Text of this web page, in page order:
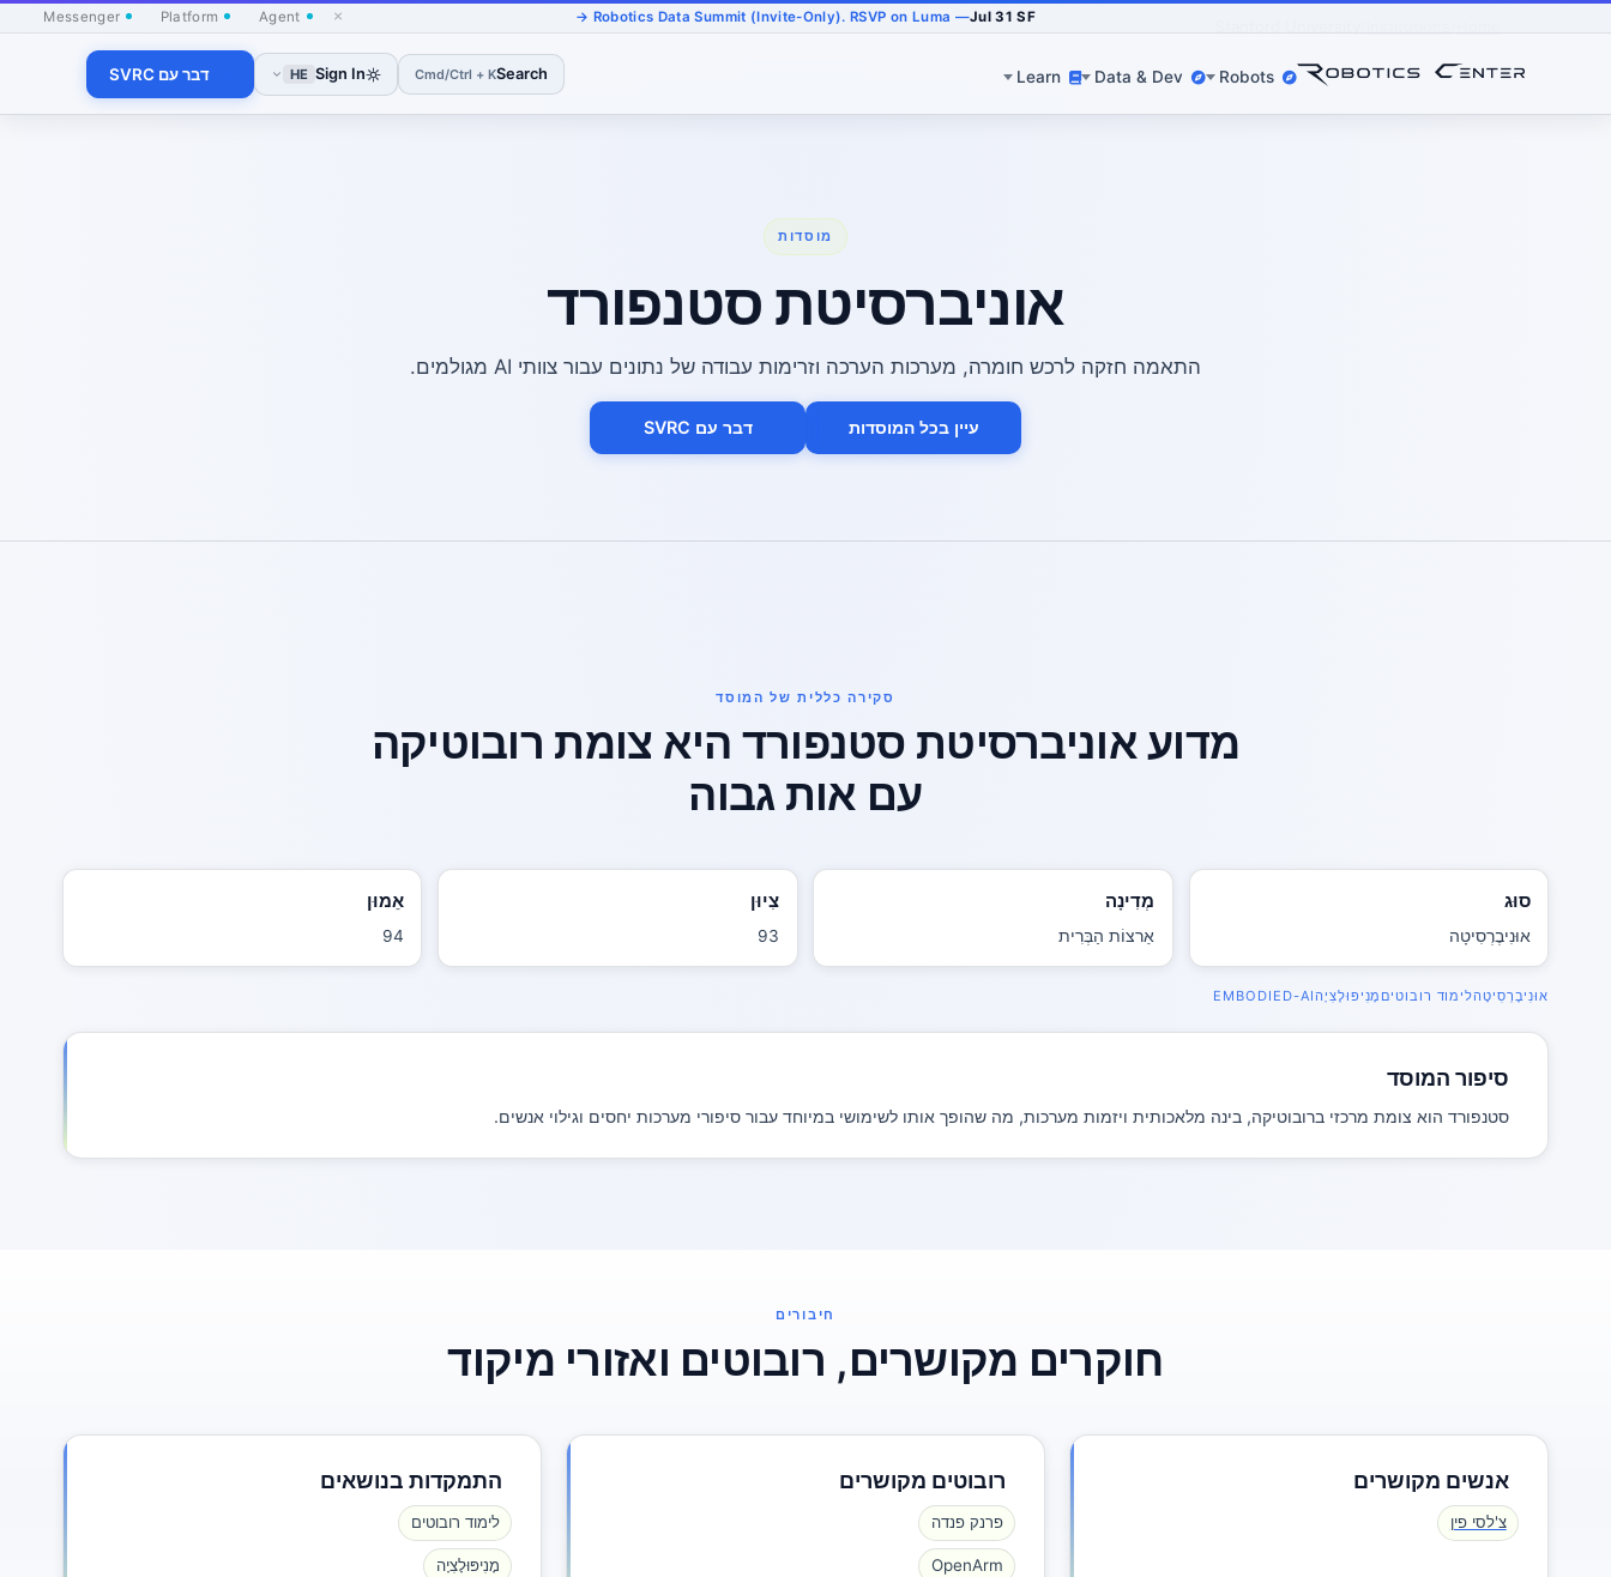
Jul 31 SF
— Robotics Data Summit (Invite-Only). RSVP on Luma →
×
Agent
Platform
Messenger
Robots
Data & Dev
Learn
Search
Cmd/Ctrl + K
Sign In
HE דבר עם SVRC
מוסדות
אוניברסיטת סטנפורד
התאמה חזקה לרכש חומרה, מערכות הערכה וזרימות עבודה של נתונים עבור צוותי AI מגולמים.
עיין בכל המוסדות דבר עם SVRC
סקירה כללית של המוסד
מדוע אוניברסיטת סטנפורד היא צומת רובוטיקה
עם אות גבוה
סוּג
אוּנִיבֶרְסִיטָה
מְדִינָה
אַרצוֹת הַבְּרִית
צִיוּן
93
אֵמוּן
94
אוּנִיבֶרְסִיטָהלימוד רובוטים מָנִיפּוּלָצִיָהEMBODIED-AI
סיפור המוסד
סטנפורד הוא צומת מרכזי ברובוטיקה, בינה מלאכותית ויזמות מערכות, מה שהופך אותו לשימושי במיוחד עבור סיפורי מערכות יחסים וגילוי אנשים.
חיבורים
חוקרים מקושרים, רובוטים ואזורי מיקוד
אנשים מקושרים
צ'לסי פין
רובוטים מקושרים
פרנק פנדה
OpenArm
התמקדות בנושאים
לימוד רובוטים
מָנִיפּוּלָצִיָה